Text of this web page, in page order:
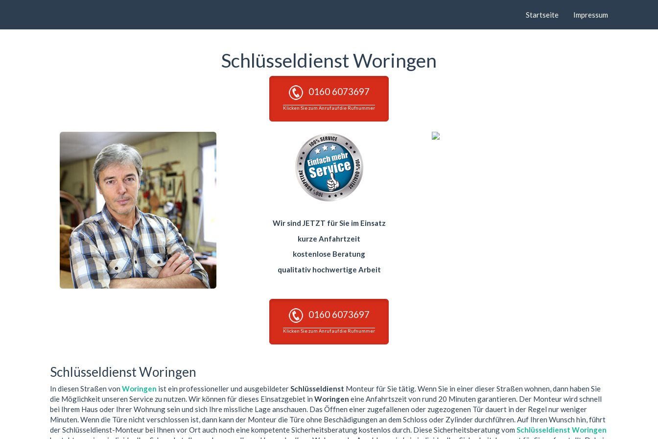
Startseite Impressum
Schlüsseldienst Woringen
0160 6073697
Klicken Sie zum Anruf auf die Rufnummer
Wir sind JETZT für Sie im Einsatz
kurze Anfahrtzeit
kostenlose Beratung
qualitativ hochwertige Arbeit
0160 6073697
Klicken Sie zum Anruf auf die Rufnummer
Schlüsseldienst Woringen
In diesen Straßen von Woringen ist ein professioneller und ausgebildeterSchlüsseldienst Monteur für Sie tätig. Wenn Sie in einer dieser Straßen wohnen, dann haben Sie
die Möglichkeit unseren Service zu nutzen. Wir können für dieses Einsatzgebiet in Woringen eine Anfahrtszeit von rund 20 Minuten garantieren. Der Monteur wird schnell
bei Ihrem Haus oder Ihrer Wohnung sein und sich Ihre missliche Lage anschauen. Das Öffnen einer zugefallenen oder zugezogenen Tür dauert in der Regel nur weniger
Minuten. Wenn die Türe nicht verschlossen ist, dann kann der Monteur die Türe ohne Beschädigungen an dem Schloss oder Zylinder durchführen. Auf Ihren Wunsch hin, führt
der Schlüsseldienst-Monteur bei Ihnen vor Ort auch noch eine kompetente Sicherheitsberatung kostenlos durch. Diese Sicherheitsberatung vom Schlüsseldienst Woringen